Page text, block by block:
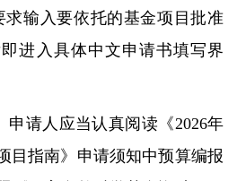
求输入要依托的基金项目批准
进入具体中文申请书填写界
申请人应当认真阅读《2026年
目指南》申请须知中预算编报